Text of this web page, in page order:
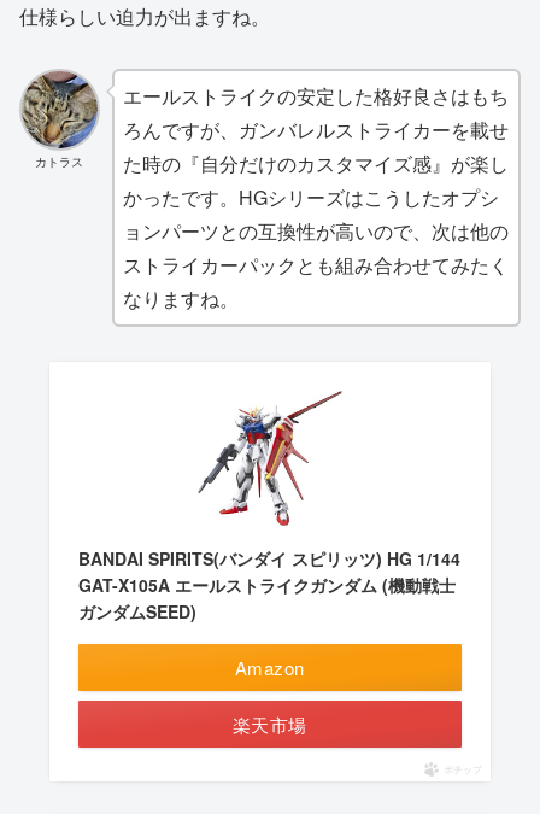
仕様らしい迫力が出ますね。
カトラス
エールストライクの安定した格好良さはもち
ろんですが、ガンバレルストライカーを載せ
た時の『自分だけのカスタマイズ感』が楽し
かったです。HGシリーズはこうしたオプシ
ョンパーツとの互換性が高いので、次は他の
ストライカーパックとも組み合わせてみたく
なりますね。
BANDAI SPIRITS(バンダイ スピリッツ) HG 1/144
GAT-X105A エールストライクガンダム (機動戦士
ガンダムSEED)
Amazon
楽天市場
ポチップ